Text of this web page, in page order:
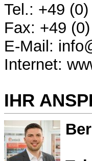
Tel.: +49
Fax: +49
E-Mail:
Internet:
IHR